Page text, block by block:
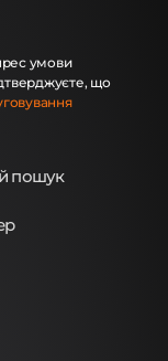
умови
що
пошук